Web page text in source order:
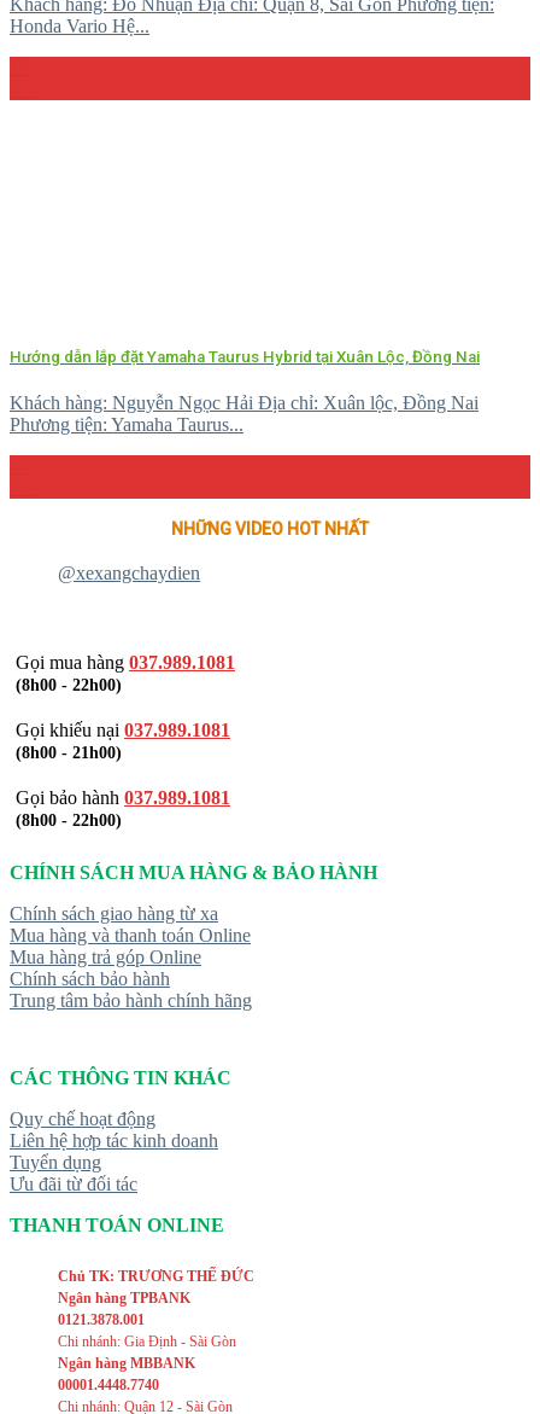
Honda Vario Hệ...
Hướng dẫn lắp đặt Yamaha Taurus Hybrid tại Xuân Lộc, Đồng Nai
Khách hàng: Nguyễn Ngọc Hải Địa chỉ: Xuân lộc, Đồng Nai
Phương tiện: Yamaha Taurus...
NHỮNG VIDEO HOT NHẤT
@xexangchaydien
Gọi mua hàng 037.989.1081
(8h00 - 22h00)
Gọi khiếu nại 037.989.1081
(8h00 - 21h00)
Gọi bảo hành 037.989.1081
(8h00 - 22h00)
CHÍNH SÁCH MUA HÀNG & BẢO HÀNH
Chính sách giao hàng từ xa
Mua hàng và thanh toán Online
Mua hàng trả góp Online
Chính sách bảo hành
Trung tâm bảo hành chính hãng
CÁC THÔNG TIN KHÁC
Quy chế hoạt động
Liên hệ hợp tác kinh doanh
Tuyển dụng
Ưu đãi từ đối tác
THANH TOÁN ONLINE
Chủ TK: TRƯƠNG THẾ ĐỨC
Ngân hàng TPBANK
0121.3878.001
Chi nhánh: Gia Định - Sài Gòn
Ngân hàng MBBANK
00001.4448.7740
Chi nhánh: Quận 12 - Sài Gòn